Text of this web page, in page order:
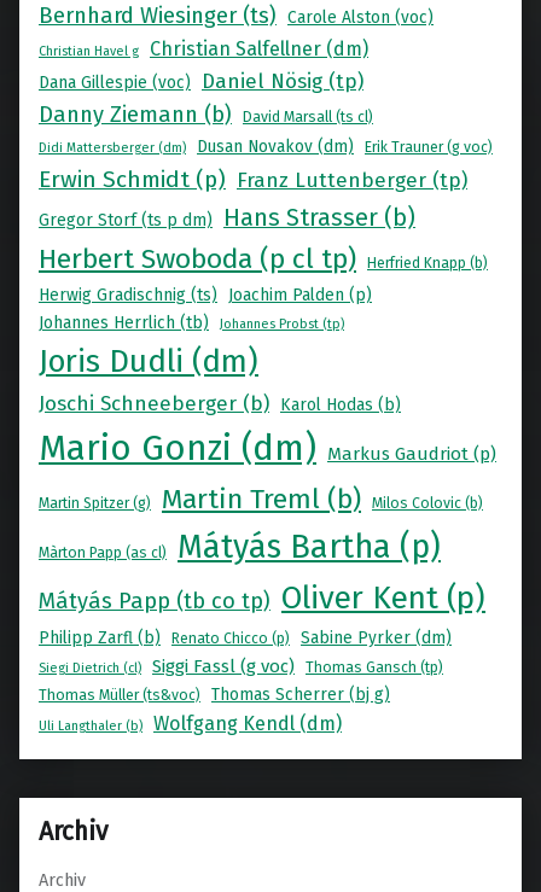
Bernhard Wiesinger (ts) Carole Alston (voc)
Christian Havel g Christian Salfellner (dm)
Dana Gillespie (voc) Daniel Nösig (tp)
Danny Ziemann (b) David Marsall (ts cl)
Didi Mattersberger (dm) Dusan Novakov (dm) Erik Trauner (g voc)
Erwin Schmidt (p) Franz Luttenberger (tp)
Gregor Storf (ts p dm) Hans Strasser (b)
Herbert Swoboda (p cl tp) Herfried Knapp (b)
Herwig Gradischnig (ts)
Joachim Palden (p)
Johannes Herrlich (tb)
Johannes Probst (tp)
Joris Dudli (dm)
Joschi Schneeberger (b) Karol Hodas (b)
Mario Gonzi (dm) Markus Gaudriot (p)
Martin Spitzer (g) Martin Treml (b) Milos Colovic (b)
Màrton Papp (as cl) Mátyás Bartha (p)
Mátyás Papp (tb co tp) Oliver Kent (p)
Philipp Zarfl (b) Renato Chicco (p) Sabine Pyrker (dm)
Siegi Dietrich (cl) Siggi Fassl (g voc)
Thomas Gansch (tp)
Thomas Müller (ts&voc)
Thomas Scherrer (bj g)
Uli Langthaler (b) Wolfgang Kendl (dm)
Archiv
Archiv